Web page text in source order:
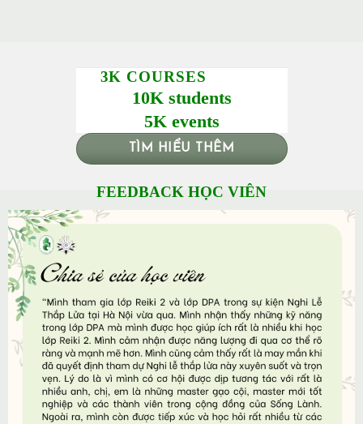
3K COURSES
10K students
5K events
TÌM HIỂU THÊM
FEEDBACK HỌC VIÊN